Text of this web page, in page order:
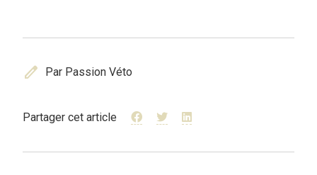
edit Par Passion Véto
Partager cet article